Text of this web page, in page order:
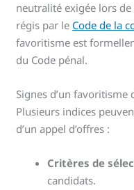
neutralité exigée lors
régis par le Code de la
favoritisme est
du Code pénal.
Signes d’un favoritisme
Plusieurs indices
d’un appel d’offres :
Critères de
candidats.